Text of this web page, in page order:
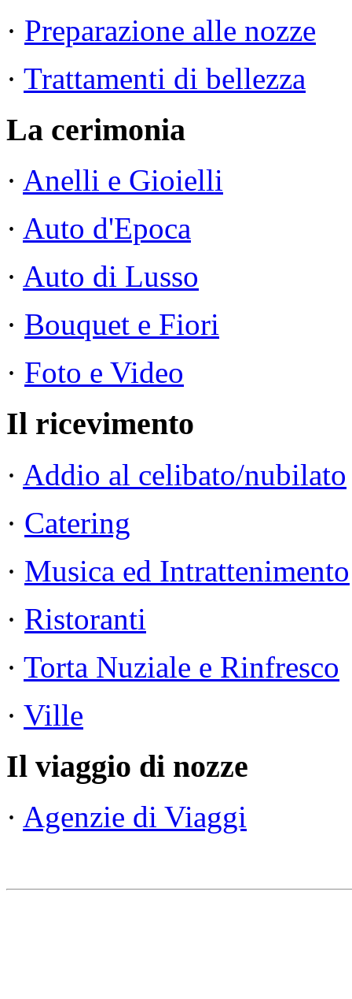
· Preparazione alle nozze
· Trattamenti di bellezza
La cerimonia
· Anelli e Gioielli
· Auto d'Epoca
· Auto di Lusso
· Bouquet e Fiori
· Foto e Video
Il ricevimento
· Addio al celibato/nubilato
· Catering
· Musica ed Intrattenimento
· Ristoranti
· Torta Nuziale e Rinfresco
· Ville
Il viaggio di nozze
· Agenzie di Viaggi